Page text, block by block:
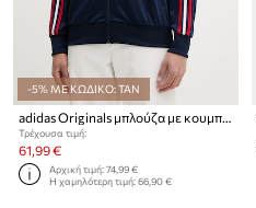
-5% ΜΕ ΚΩΔΙΚΟ: TAN
Τρέχουσα τιμή:
61,99 €
Αρχική τιμή:74,99 €
Η χαμηλότερη τιμή:66,90 €